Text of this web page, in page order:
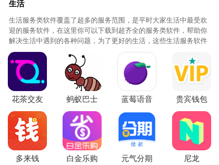
中国国航特色功能
1、航班动态：飞机在哪早知道，航班动态随时掌控，
精准查询航班起降时间，支持语音输入，第一时间知晓
航班状态变更信息。
2、机票预订：国内、国际随便飞，每周为旅客提供超
过7000个航班、130多万个座位。支持语音识别购票，
支付流程安全快捷。
3、行程管理：国航行程，一手掌握不管您在哪里购买
的国航客票，不但可以查看自己的行程，还会有贴心的
生活
生活服务类软件覆盖了超多的服务范围，是平时大家生活中最受欢
迎的服务软件，在这里你可以下载到超齐全的服务类软件，帮助你
解决生活中遇到的各种问题，为了更好的生活，这些生活服务软件
必不可少，快来知识屋下载吧！
花茶交友 蚂蚁巴士 蓝莓语音 贵宾钱包
多来钱 白金乐购 元气分期 尼龙